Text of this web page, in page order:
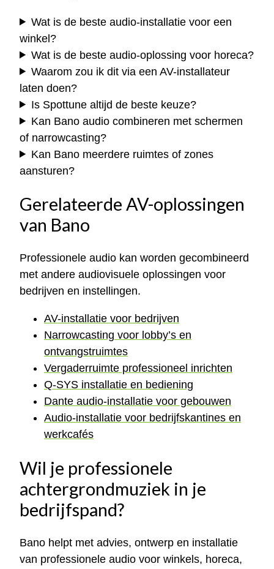
Wat is de beste audio-installatie voor een
winkel?
Wat is de beste audio-oplossing voor horeca?
Waarom zou ik dit via een AV-installateur
laten doen?
Is Spottune altijd de beste keuze?
Kan Bano audio combineren met schermen
of narrowcasting?
Kan Bano meerdere ruimtes of zones
aansturen?
Gerelateerde AV-oplossingen
van Bano
Professionele audio kan worden gecombineerd
met andere audiovisuele oplossingen voor
bedrijven en instellingen.
AV-installatie voor bedrijven
Narrowcasting voor lobby’s en
ontvangstruimtes
Vergaderruimte professioneel inrichten
Q-SYS installatie en bediening
Dante audio-installatie voor gebouwen
Audio-installatie voor bedrijfskantines en
werkcafés
Wil je professionele
achtergrondmuziek in je
bedrijfspand?
Bano helpt met advies, ontwerp en installatie
van professionele audio voor winkels, horeca,